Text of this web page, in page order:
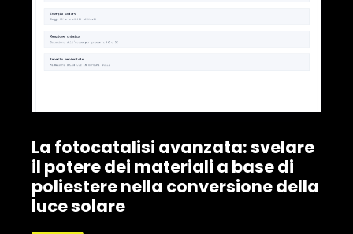
La fotocatalisi avanzata: svelare
il potere dei materiali a base di
poliestere nella conversione della
luce solare